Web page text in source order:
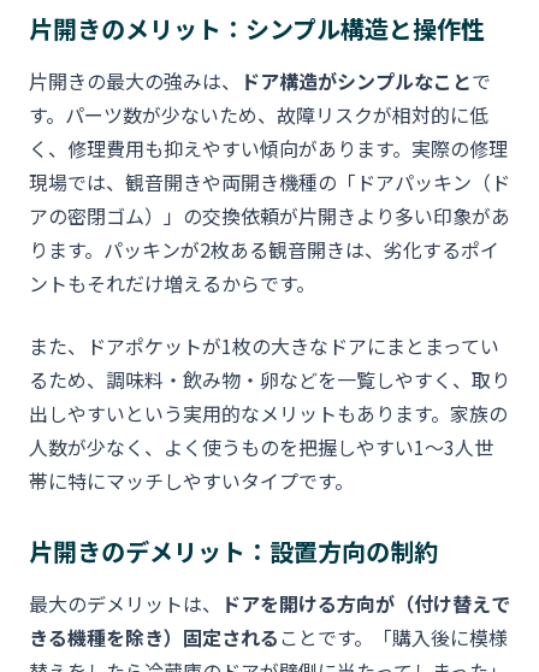
片開きのメリット：シンプル構造と操作性
片開きの最大の強みは、 ドア構造がシンプルなことで
す。パーツ数が少ないため、故障リスクが相対的に低
く、修理費用も抑えやすい傾向があります。実際の修理
現場では、観音開きや両開き機種の「ドアパッキン（ド
アの密閉ゴム）」の交換依頼が片開きより多い印象があ
ります。パッキンが2枚ある観音開きは、劣化するポイ
ントもそれだけ増えるからです。
また、ドアポケットが1枚の大きなドアにまとまってい
るため、調味料・飲み物・卵などを一覧しやすく、取り
出しやすいという実用的なメリットもあります。家族の
人数が少なく、よく使うものを把握しやすい1〜3人世
帯に特にマッチしやすいタイプです。
片開きのデメリット：設置方向の制約
最大のデメリットは、 ドアを開ける方向が（付け替えで
きる機種を除き）固定される ことです。「購入後に模様